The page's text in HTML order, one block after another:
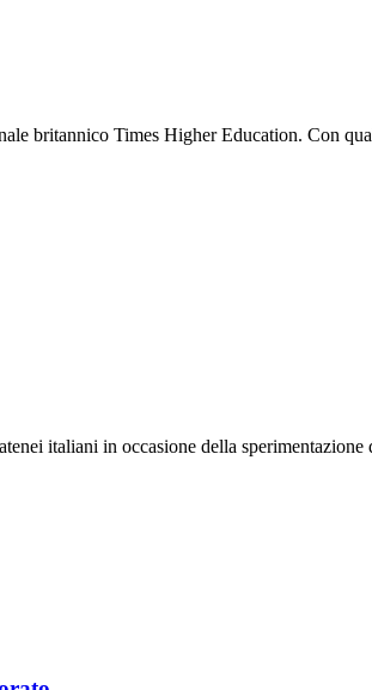
britannico Times Higher Education. Con
italiani in occasione della